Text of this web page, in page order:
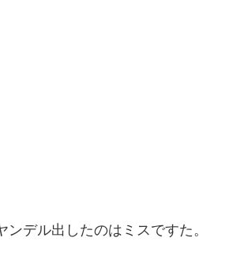
デル出したのはミスですた。